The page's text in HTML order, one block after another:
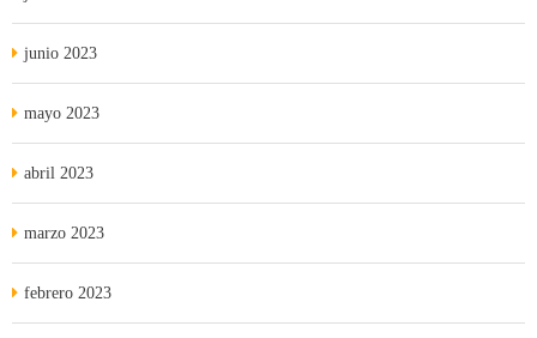
junio 2023
mayo 2023
abril 2023
marzo 2023
febrero 2023